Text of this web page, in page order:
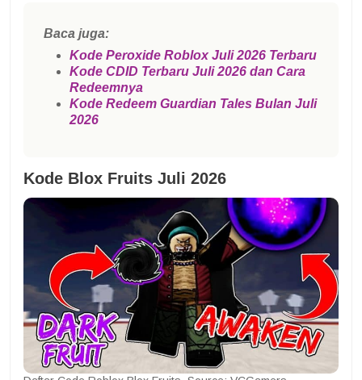
Baca juga:
Kode Peroxide Roblox Juli 2026 Terbaru
Kode CDID Terbaru Juli 2026 dan Cara
Redeemnya
Kode Redeem Guardian Tales Bulan Juli
2026
Kode Blox Fruits Juli 2026